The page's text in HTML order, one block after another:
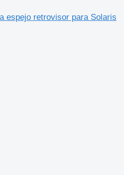
espejo retrovisor para Solaris